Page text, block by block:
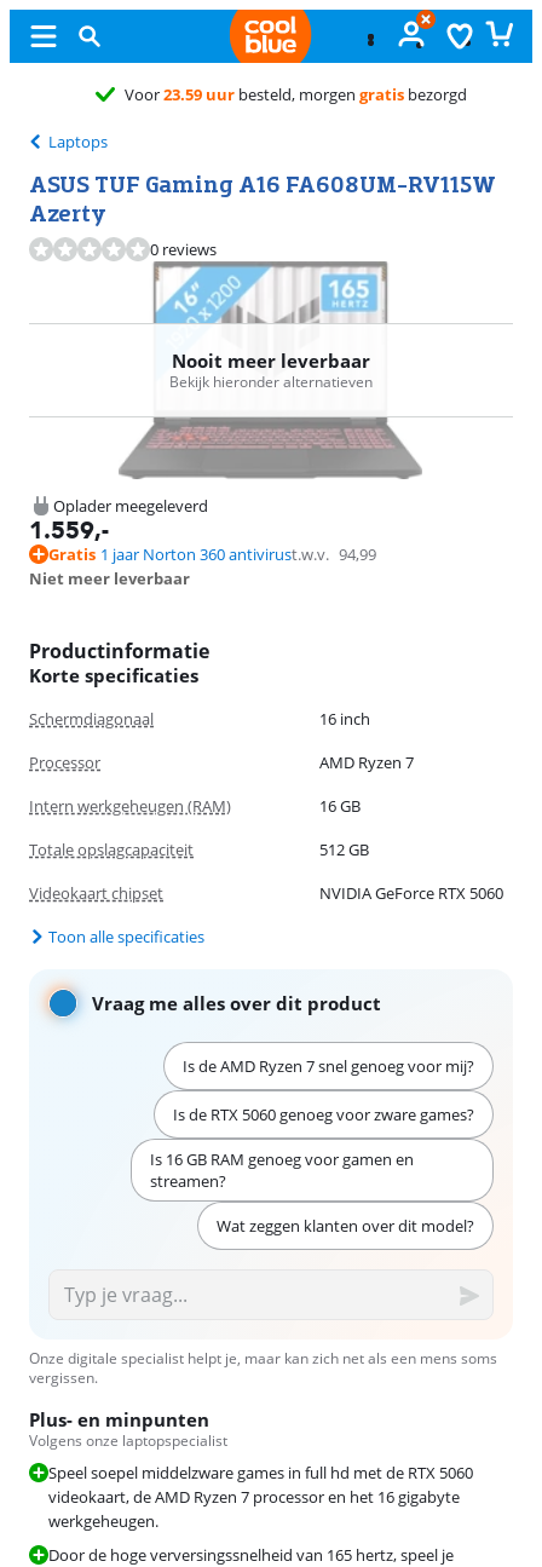
bezorgd
Laptops
ASUS TUF Gaming A16 FA608UM-RV115W
Azerty
0 reviews
Nooit meer leverbaar
Bekijk hieronder alternatieven
Oplader meegeleverd
1.559,-
Gratis 1 jaar Norton 360 antivirust.w.v. 94,99
Niet meer leverbaar
Productinformatie
Korte specificaties
Schermdiagonaal
16 inch
Processor
AMD Ryzen 7
Intern werkgeheugen (RAM)
16 GB
Totale opslagcapaciteit
512 GB
Videokaart chipset
NVIDIA GeForce RTX 5060
Toon alle specificaties
Vraag me alles over dit product
Is de AMD Ryzen 7 snel genoeg voor mij?
Is de RTX 5060 genoeg voor zware games?
Is 16 GB RAM genoeg voor gamen en
streamen?
Wat zeggen klanten over dit model?
Onze digitale specialist helpt je, maar kan zich net als een mens soms
vergissen.
Plus- en minpunten
Volgens onze laptopspecialist
Speel soepel middelzware games in full hd met de RTX 5060
videokaart, de AMD Ryzen 7 processor en het 16 gigabyte
werkgeheugen.
Door de hoge verversingssnelheid van 165 hertz, speel je